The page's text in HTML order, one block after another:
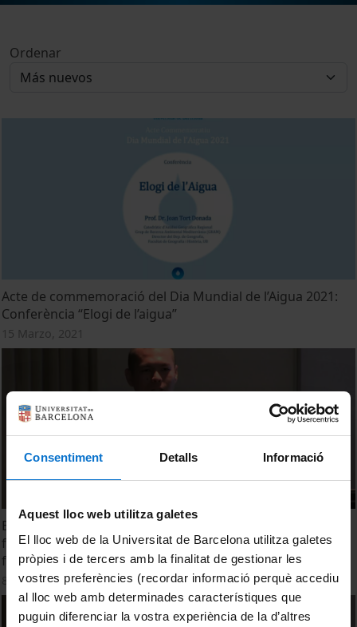
Consentiment Detalls Informació
Aquest lloc web utilitza galetes
El lloc web de la Universitat de Barcelona utilitza galetes
pròpies i de tercers amb la finalitat de gestionar les
vostres preferències (recordar informació perquè accediu
al lloc web amb determinades característiques que
puguin diferenciar la vostra experiència de la d’altres
Ordenar
Acte de commemoració del Dia Mundial de l’Aigua 2021:
Conferència “Elogi de l’aigua”
15 Marzo, 2021
Biological pretreatment of food waste for acidogenic
fermentation to produce volatile fatty acids in the liquid
fraction
8 Julio, 2019